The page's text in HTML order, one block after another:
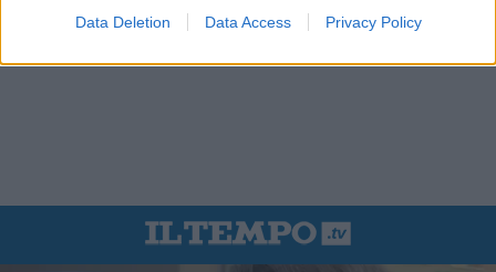
Data Deletion Data Access Privacy Policy